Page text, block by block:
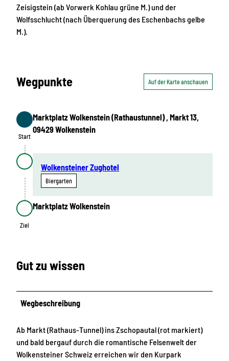
Zeisigstein (ab Vorwerk Kohlau grüne M.) und der
Wolfsschlucht (nach Überquerung des Eschenbachs gelbe
M.).
Wegpunkte Auf der Karte anschauen
Start
Start
Marktplatz Wolkenstein (Rathaustunnel) , Markt 13,
09429 Wolkenstein
Wolkensteiner Zughotel
Biergarten
Ziel
Ziel
Marktplatz Wolkenstein
Gut zu wissen
Wegbeschreibung
Ab Markt (Rathaus-Tunnel) ins Zschopautal (rot markiert)
und bald bergauf durch die romantische Felsenwelt der
Wolkensteiner Schweiz erreichen wir den Kurpark